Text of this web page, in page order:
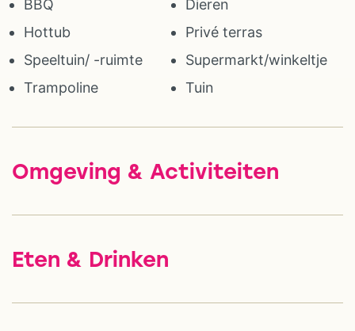
BBQ
Dieren
Hottub
Privé terras
Speeltuin/ -ruimte
Supermarkt/winkeltje
Trampoline
Tuin
Omgeving & Activiteiten
Eten & Drinken